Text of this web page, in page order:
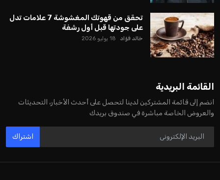
تحقق من قهوتك المغشوشة 7 علامات تدل
على جودتها قبل أول رشفة
خالد فؤاد 18 يوليو 2026
القائمة البريدية
انضم إلى قائمة المشتركين لدينا لتحصل على أحدث الأخبار، التحديثات
والعروض الخاصة مباشرة في صندوق بريدك
اشتراك